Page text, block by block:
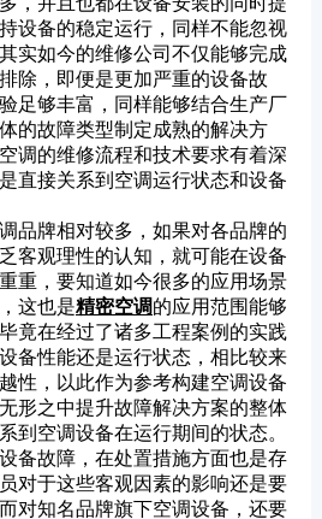
设备的稳定运行，同样不能忽视
实如今的维修公司不仅能够完成
除，即便是更加严重的设备故
足够丰富，同样能够结合生产厂
的故障类型制定成熟的解决方
调的维修流程和技术要求有着深
直接关系到空调运行状态和设备
品牌相对较多，如果对各品牌的
客观理性的认知，就可能在设备
重，要知道如今很多的应用场景
这也是精密空调的应用范围能够
竟在经过了诸多工程案例的实践
备性能还是运行状态，相比较来
性，以此作为参考构建空调设备
形之中提升故障解决方案的整体
到空调设备在运行期间的状态。
备故障，在处置措施方面也是存
对于这些客观因素的影响还是要
对知名品牌旗下空调设备，还要